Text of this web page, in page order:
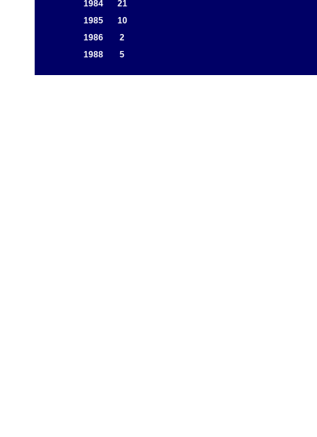
1984
21
1985
10
1986
2
1988
5